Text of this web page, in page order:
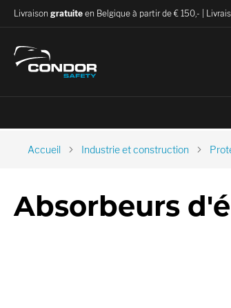
Livraison gratuite en Belgique à partir de € 150,- |
Accueil Industrie et construction
Absorbeurs